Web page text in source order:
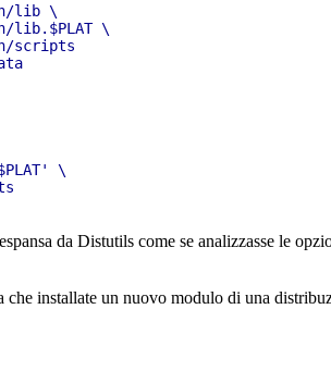
lib \
lib.$PLAT \
scripts
\
da Distutils come se analizzasse le
installate un nuovo modulo di una